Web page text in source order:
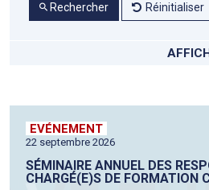
Rechercher Réinitialiser
EVÉNEMENT
22 septembre 2026
SÉMINAIRE ANNUEL DES
CHARGÉ(E)S DE FORMATION